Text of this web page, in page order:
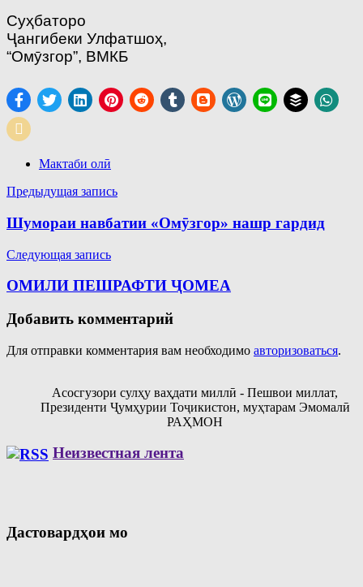
Суҳбаторо
Ҷангибеки Улфатшоҳ,
“Омӯзгор”, ВМКБ
Мактаби олӣ
Навигация
по
записям
Предыдущая запись
Шумораи навбатии «Омӯзгор» нашр гардид
Следующая запись
ОМИЛИ ПЕШРАФТИ ҶОМЕА
Добавить комментарий
Для отправки комментария вам необходимо авторизоваться.
Асосгузори сулҳу ваҳдати миллӣ - Пешвои миллат,
Президенти Ҷумҳурии Тоҷикистон, муҳтарам Эмомалӣ
РАҲМОН
Неизвестная лента
Дастовардҳои мо